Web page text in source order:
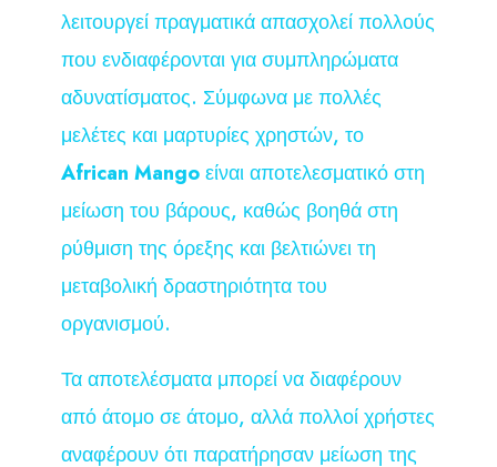
λειτουργεί πραγματικά απασχολεί πολλούς
που ενδιαφέρονται για συμπληρώματα
αδυνατίσματος. Σύμφωνα με πολλές
μελέτες και μαρτυρίες χρηστών, το
African Mangoείναι αποτελεσματικό στη
μείωση του βάρους, καθώς βοηθά στη
ρύθμιση της όρεξης και βελτιώνει τη
μεταβολική δραστηριότητα του
οργανισμού.
Τα αποτελέσματα μπορεί να διαφέρουν
από άτομο σε άτομο, αλλά πολλοί χρήστες
αναφέρουν ότι παρατήρησαν μείωση της